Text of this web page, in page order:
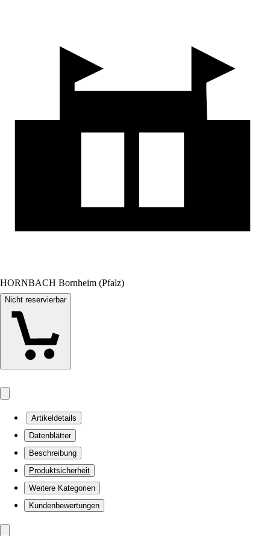
HORNBACH Bornheim (Pfalz)
Nicht reservierbar
Artikeldetails
Datenblätter
Beschreibung
Produktsicherheit
Weitere Kategorien
Kundenbewertungen